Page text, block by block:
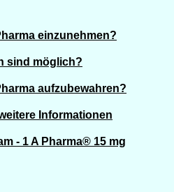
einzunehmen?
sind möglich?
aufzubewahren?
Informationen
- 1 A Pharma® 15 mg